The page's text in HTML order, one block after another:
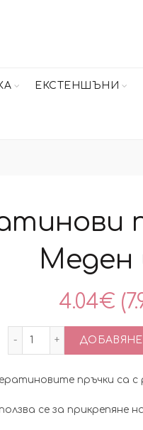
ЕКСТЕНШЪНИ
Меден
4.04€
количество за
ДОБАВЯНЕ
пръчки са с
се за прикрепяне